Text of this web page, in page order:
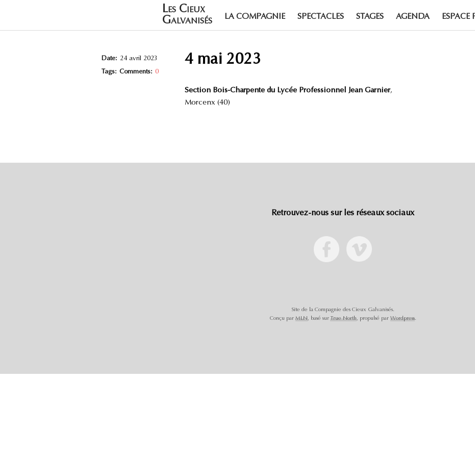
Les Cieux
Galvanisés
LA COMPAGNIE SPECTACLES STAGES AGENDA ESPACE
Date: 24 avril 2023
Tags: Comments: 0
4 mai 2023
Section Bois-Charpente du Lycée Professionnel Jean Garnier,
Morcenx (40)
Retrouvez-nous sur les réseaux sociaux
Site de la Compagnie des Cieux Galvanisés.
Conçu par MLN, basé sur True North, propulsé par Wordpress.